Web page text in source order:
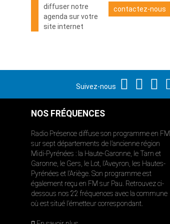
diffuser notre
agenda sur votre
site internet
contactez-nous
Suivez-nous
NOS FRÉQUENCES
Radio Présence diffuse son programme en FM
sur sept départements de l’ancienne région
Midi-Pyrénées : la Haute-Garonne, le Tarn et
Garonne, le Gers, le Lot, l’Aveyron, les Hautes-
Pyrénées et l’Ariège. Son programme est
également reçu en FM sur Pau. Retrouvez ci-
dessous nos 22 fréquences avec la commune
où est situé l’émetteur correspondant.